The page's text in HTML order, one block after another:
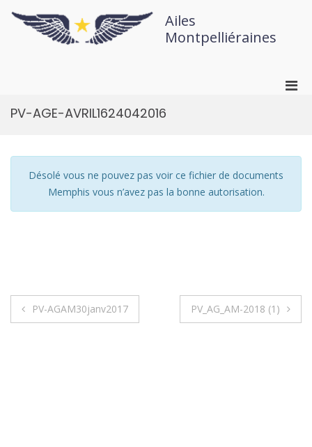
Ailes
Montpelliéraines
PV-AGE-AVRIL1624042016
Désolé vous ne pouvez pas voir ce fichier de documents
Memphis vous n’avez pas la bonne autorisation.
PV-AGAM30janv2017 PV_AG_AM-2018 (1)